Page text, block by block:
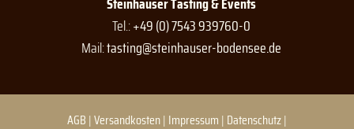
Tel.:+49 (0) 7543 939760-0
Mail:tasting@steinhauser-bodensee.de
AGB |Versandkosten| Impressum | Datenschutz|